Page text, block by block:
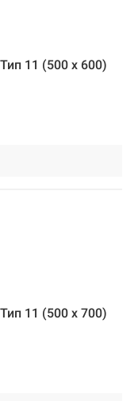
11 (500 x 600)
11 (500 x 700)